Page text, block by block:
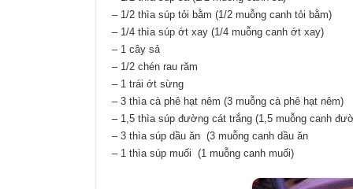
– 1/2 thìa súp tỏi bằm (1/2 muỗng canh tỏi bằm)
– 1/4 thìa súp ớt xay (1/4 muỗng canh ớt xay)
– 1 cây sả
– 1/2 chén rau răm
– 1 trái ớt sừng
– 3 thìa cà phê hạt nêm (3 muỗng cà phê hạt nêm)
– 1,5 thìa súp đường cát trắng (1,5 muỗng canh
– 3 thìa súp dầu ăn (3 muỗng canh dầu ăn
– 1 thìa súp muối (1 muỗng canh muối)